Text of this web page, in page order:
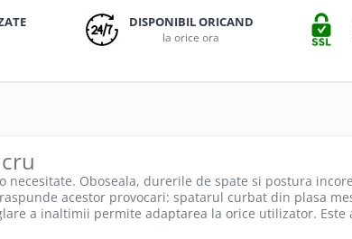
DISPONIBIL ORICAND
la orice ora
Oboseala, durerile de spate si postura
acestor provocari: spatarul curbat din plasa
a inaltimii permite adaptarea la orice utilizator.